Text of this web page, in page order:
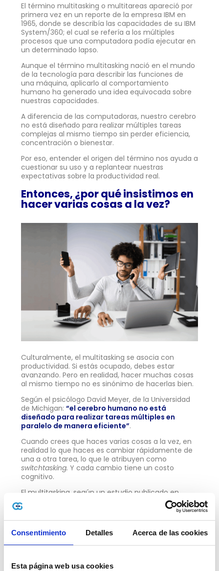
Consentimiento Detalles Acerca de las cookies
Esta página web usa cookies
El término multitasking o multitareas apareció por
primera vez en un reporte de la empresa IBM en
1965, donde se describía las capacidades de su IBM
System/360; el cual se refería a los múltiples
procesos que una computadora podía ejecutar en
un determinado lapso.
Aunque el término multitasking nació en el mundo
de la tecnología para describir las funciones de
una máquina, aplicarlo al comportamiento
humano ha generado una idea equivocada sobre
nuestras capacidades.
A diferencia de las computadoras, nuestro cerebro
no está diseñado para realizar múltiples tareas
complejas al mismo tiempo sin perder eficiencia,
concentración o bienestar.
Por eso, entender el origen del término nos ayuda a
cuestionar su uso y a replantear nuestras
expectativas sobre la productividad real.
Entonces, ¿por qué insistimos en
hacer varias cosas a la vez?
Culturalmente, el multitasking se asocia con
productividad. Si estás ocupado, debes estar
avanzando. Pero en realidad, hacer muchas cosas
al mismo tiempo no es sinónimo de hacerlas bien.
Según el psicólogo David Meyer, de la Universidad
de Michigan: “el cerebro humano no está
diseñado para realizar tareas múltiples en
paralelo de manera eficiente”.
Cuando crees que haces varias cosas a la vez, en
realidad lo que haces es cambiar rápidamente de
una a otra tarea, lo que le atribuyen como
switchtasking. Y cada cambio tiene un costo
cognitivo.
El multitasking, según un estudio publicado en
Psychology Today,
reduce la calidad del trabajo,
disminuye la retención de información y estropea
la memoria a corto plazo. Además, de estar
vinculado con niveles más altos de cortisol, la
hormona del estrés.
También explica quecambiar de tarea